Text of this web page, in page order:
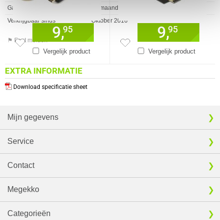
Garantie
24 maanden
Verkrijgbaar sinds
Oktober 2016
⚑ Fout melden
EXTRA INFORMATIE
Download specificatie sheet
Vergelijk product
9,95
Vergelijk product
9,95
Mijn gegevens
Service
Contact
Megekko
Categorieën